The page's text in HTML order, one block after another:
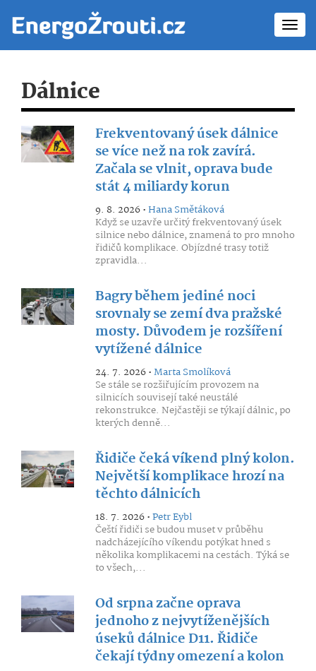
Dálnice
Frekventovaný úsek dálnice
se více než na rok zavírá.
Začala se vlnit, oprava bude
stát 4 miliardy korun
9. 8. 2026 •Hana Smětáková
Když se uzavře určitý frekventovaný úsek
silnice nebo dálnice, znamená to pro mnoho
řidičů komplikace. Objízdné trasy totiž
zpravidla...
Bagry během jediné noci
srovnaly se zemí dva pražské
mosty. Důvodem je rozšíření
vytížené dálnice
24. 7. 2026 •Marta Smolíková
Se stále se rozšiřujícím provozem na
silnicích souvisejí také neustálé
rekonstrukce. Nejčastěji se týkají dálnic, po
kterých denně...
Řidiče čeká víkend plný kolon.
Největší komplikace hrozí na
těchto dálnicích
18. 7. 2026 •Petr Eybl
Čeští řidiči se budou muset v průběhu
nadcházejícího víkendu potýkat hned s
několika komplikacemi na cestách. Týká se
to všech,...
Od srpna začne oprava
jednoho z nejvytíženějších
úseků dálnice D11. Řidiče
čekají týdny omezení a kolon